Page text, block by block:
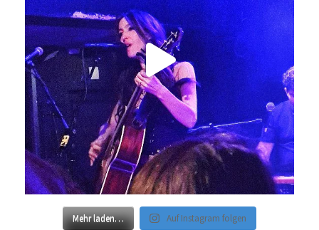
Mehr laden… Auf Instagram folgen